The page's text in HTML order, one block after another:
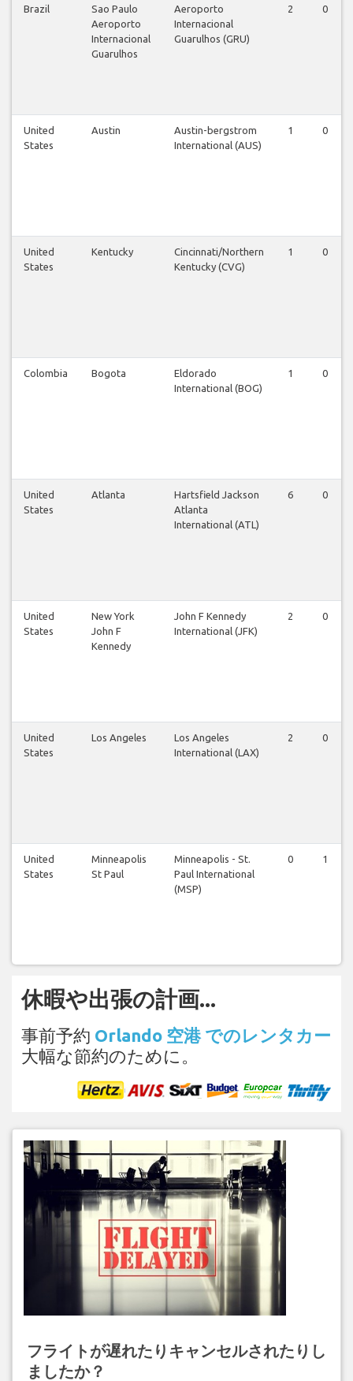
Brazil
Sao Paulo
Aeroporto
Internacional
Guarulhos
Aeroporto
Internacional
Guarulhos (GRU)
2 0
United
States
Austin
Austin-bergstrom
International (AUS)
1 0
United
States
Kentucky
Cincinnati/Northern
Kentucky (CVG)
1 0
Colombia Bogota
Eldorado
International (BOG)
1 0
United
States
Atlanta
Hartsfield Jackson
Atlanta
International (ATL)
6 0
United
States
New York
John F
Kennedy
John F Kennedy
International (JFK)
2 0
United
States
Los Angeles
Los Angeles
International (LAX)
2 0
United
States
Minneapolis
St Paul
Minneapolis - St.
Paul International
(MSP)
0 1
休暇や出張の計画...
事前予約 Orlando 空港 でのレンタカー
大幅な節約のために。
フライトが遅れたりキャンセルされたりし
ましたか？